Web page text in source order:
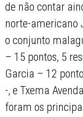
de não contar
norte-americano
o conjunto
– 15 pontos, 5
Garcia – 12
-, e Txema
foram os